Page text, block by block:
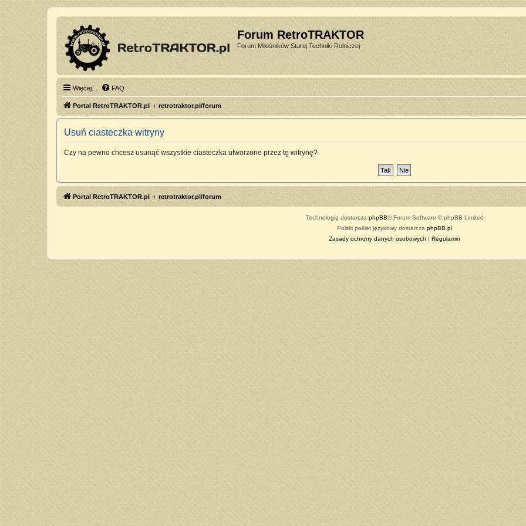
Forum RetroTRAKTOR
Forum Miłośników Starej Techniki Rolniczej
Więcej… FAQ
Portal RetroTRAKTOR.pl retrotraktor.pl/forum
Usuń ciasteczka witryny
Czy na pewno chcesz usunąć wszystkie ciasteczka utworzone przez tę witrynę?
Portal RetroTRAKTOR.pl retrotraktor.pl/forum
Technologię dostarcza phpBB® Forum Software © phpBB Limited
Polski pakiet językowy dostarcza phpBB.pl
Zasady ochrony danych osobowych | Regulamin